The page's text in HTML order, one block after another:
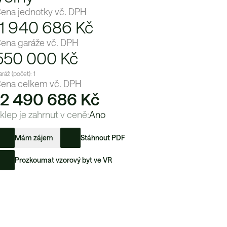
jednotky vč. DPH
940 686 Kč
garáže vč. DPH
000 Kč
(počet): 1
celkem vč. DPH
490 686 Kč
je zahrnut v ceně:Ano
Mám zájem Stáhnout PDF
Prozkoumat vzorový byt ve VR